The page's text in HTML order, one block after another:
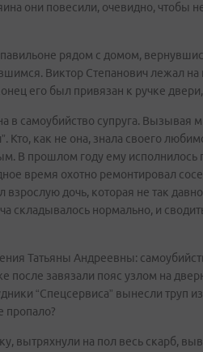
они повесили, очевидно, чтобы
павильоне рядом с домом,
Виктор Степанович лежал
его был привязан к ручке двери,
в самоубийство супруга. Вызывая
Кто, как не она, знала своего
В прошлом году ему исполнилось
время охотно ремонтировал
дочь, которая не так
складывалось нормально, и
Татьяны Андреевны:
после завязали пояс узлом на
“Спецсервиса” вынесли труп
пропало?
вытряхнули на пол весь скарб,